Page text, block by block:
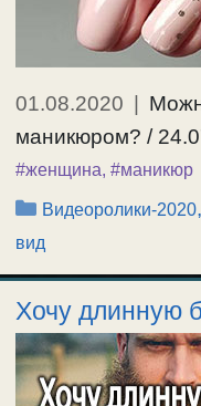
01.08.2020
маникюром? /
#женщина, #маникюр
Рубрики
Видеоролики-2020
вид
Хочу длинную